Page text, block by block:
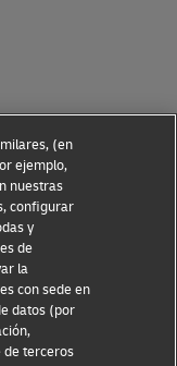
(en
ejemplo,
nuestras
configurar
y
de
la
con sede en
datos (por
de terceros